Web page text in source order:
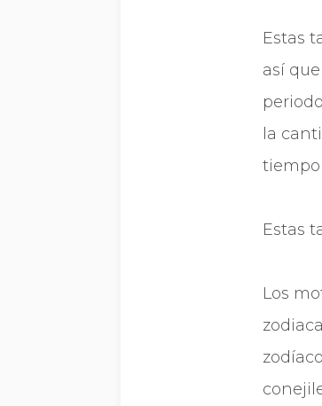
Estas
así­
la
Estas
Los